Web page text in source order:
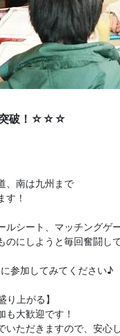
破！☆☆☆
、南は九州まで
す！
ルシート、マッチングゲ
のにしようと毎回奮闘し
参加してみてください♪
り上がる】
も大歓迎です！
いただきますので、安心